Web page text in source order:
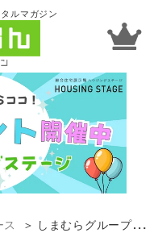
ルマガジン
しまむらグループ大創業祭が4月22日スタート しまむら・アベイルなど全5業態でお得企画続々